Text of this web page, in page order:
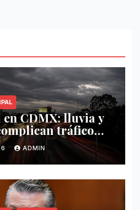
CDMX: lluvia y
tráfico
ADMIN